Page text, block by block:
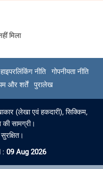
मिला
हाइपरलिंकिंग नीति
गोपनीयता नीति
और शर्तें पुरालेख
(लेखा एवं हकदारी), सिक्किम,
सामग्री।
: 09 Aug 2026